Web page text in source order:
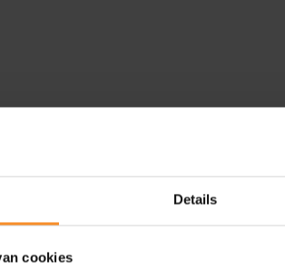
Details
cookies